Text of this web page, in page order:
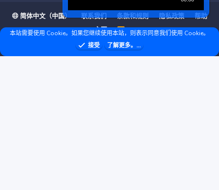
简体中文（中国） 联系我们 条款和规则 隐私政策
帮助
主页
R
S
S
❤ © Copyright 2020–2026 基岩科技 版权所有 |Microsoft Marketplace
本站需要使用 Cookie。如果您继续使用本站，则表示同意我们使用 Cookie。
接受
了解更多。...